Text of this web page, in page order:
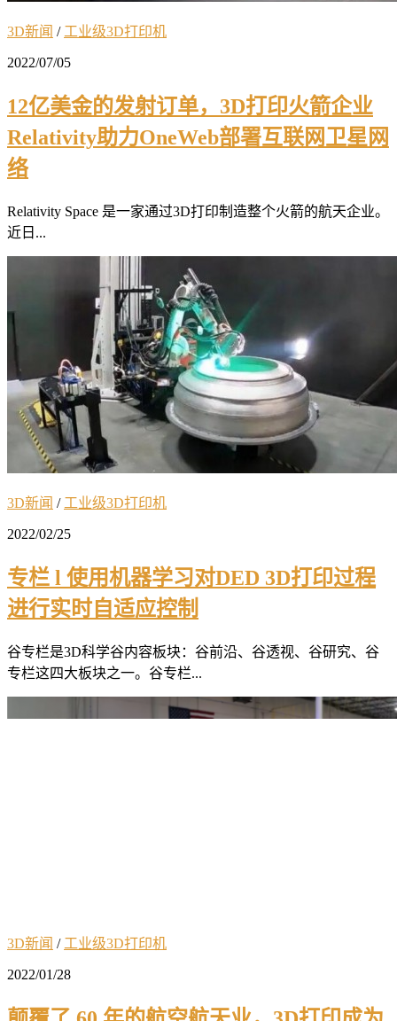
3D新闻 /工业级3D打印机
2022/07/05
12亿美金的发射订单，3D打印火箭企业
Relativity助力OneWeb部署互联网卫星网
络
Relativity Space 是一家通过3D打印制造整个火箭的航天企业。
近日...
3D新闻 / 工业级3D打印机
2022/02/25
专栏 l 使用机器学习对DED 3D打印过程
进行实时自适应控制
谷专栏是3D科学谷内容板块：谷前沿、谷透视、谷研究、谷
专栏这四大板块之一。谷专栏...
3D新闻 / 工业级3D打印机
2022/01/28